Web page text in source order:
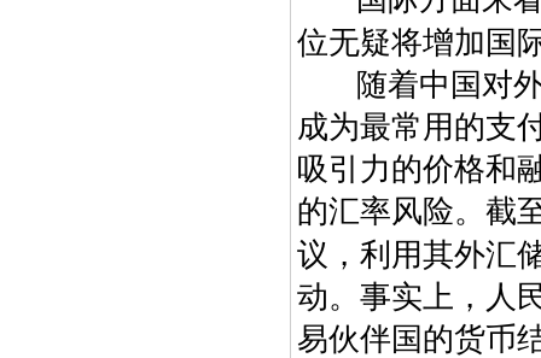
位无疑将增加国
随着中国对
成为最常用的支
吸引力的价格和
的汇率风险。截
议，利用其外汇
动。事实上，人
易伙伴国的货币